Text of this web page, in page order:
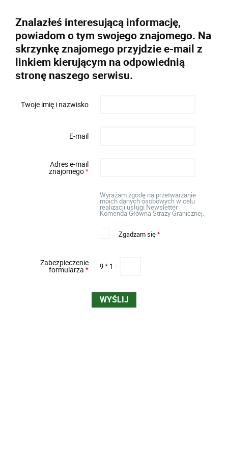
Znalazłeś interesującą informację,
powiadom o tym swojego znajomego. Na
skrzynkę znajomego przyjdzie e-mail z
linkiem kierującym na odpowiednią
stronę naszego serwisu.
Twoje imię i nazwisko
E-mail
Adres e-mail
znajomego*
Wyrażam zgodę na przetwarzanie
moich danych osobowych w celu
realizacji usługi Newsletter
Komenda Główna Straży Granicznej.
Zgadzam się*
Zabezpieczenie
formularza* 9 * 1 =